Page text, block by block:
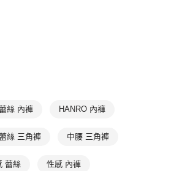
含以上)免運費
含以上)免運費
絲 內褲 HANRO 內褲
絲 三角褲 中腰 三角褲
蕾絲 性感 內褲